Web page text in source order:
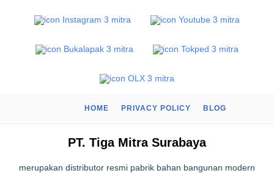
HOME PRIVACY POLICY BLOG
PT. Tiga Mitra Surabaya
merupakan distributor resmi pabrik bahan bangunan modern